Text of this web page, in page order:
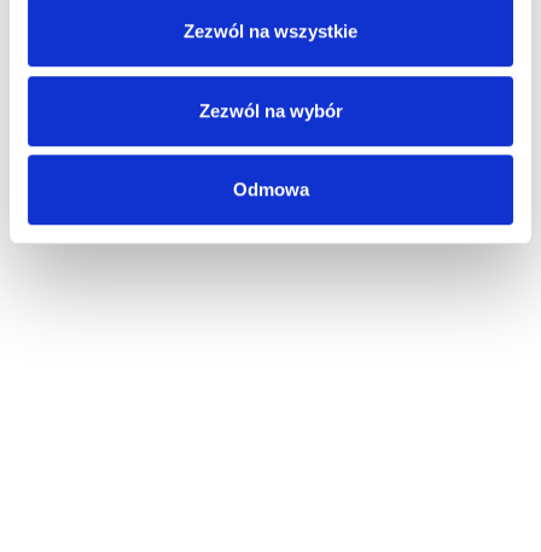
Zezwól na wszystkie
Zezwól na wybór
Odmowa